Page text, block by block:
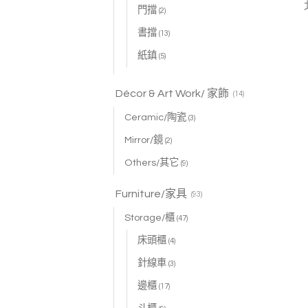
門擋 (2)
書擋 (13)
紙鎮 (5)
Décor & Art Work/ 家飾 (14)
Ceramic/陶瓷 (3)
Mirror/鏡 (2)
Others/其它 (9)
Furniture/家具 (93)
Storage/櫃 (47)
床頭櫃 (4)
針線車 (3)
邊櫃 (17)